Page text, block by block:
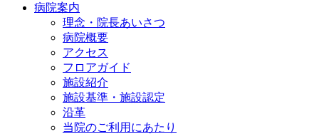
病院案内
理念・院長あいさつ
病院概要
アクセス
フロアガイド
施設紹介
施設基準・施設認定
沿革
当院のご利用にあたり